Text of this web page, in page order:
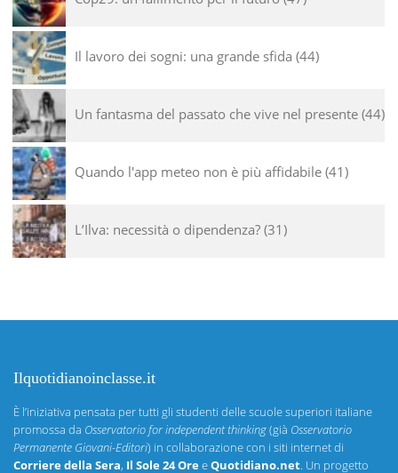
Il lavoro dei sogni: una grande sfida 44
Un fantasma del passato che vive nel presente 44
Quando l'app meteo non è più affidabile 41
L’Ilva: necessità o dipendenza? 31
Ilquotidianoinclasse.it
È l’iniziativa pensata per tutti gli studenti delle scuole superiori italiane
promossa da Osservatorio for independent thinking(già Osservatorio
Permanente Giovani-Editori) in collaborazione con i siti internet di
Corriere della Sera, Il Sole 24 OreeQuotidiano.net. Un progetto